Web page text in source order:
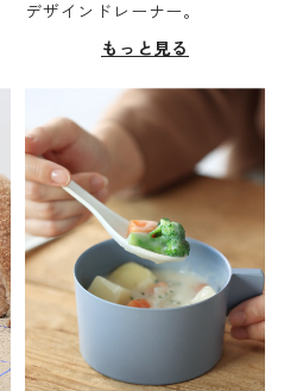
デザインドレーナー。
もっと見る